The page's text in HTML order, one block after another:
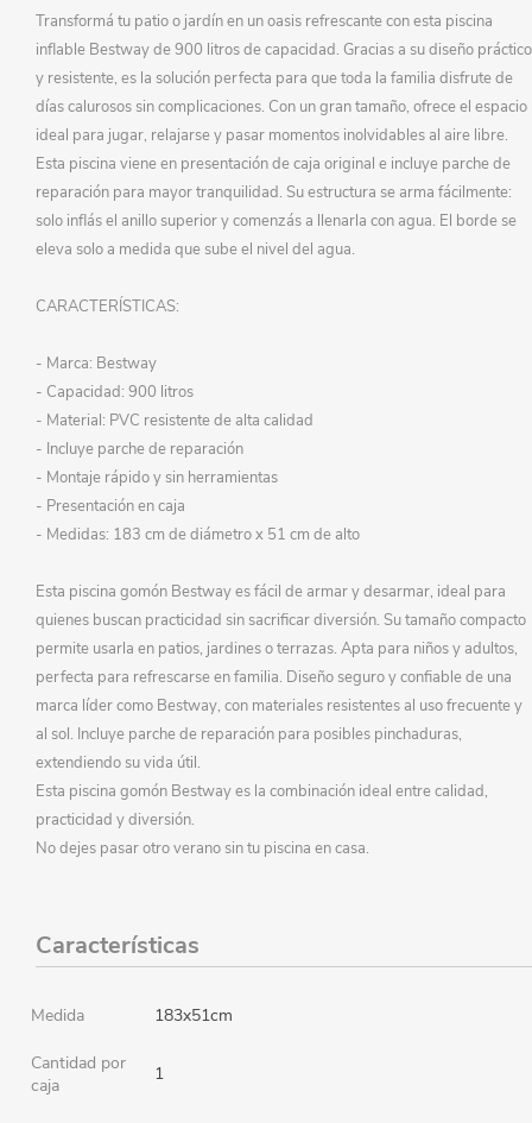
Transformá tu patio o jardín en un oasis refrescante con esta piscina
inflable Bestway de 900 litros de capacidad. Gracias a su diseño práctico
y resistente, es la solución perfecta para que toda la familia disfrute de
días calurosos sin complicaciones. Con un gran tamaño, ofrece el espacio
ideal para jugar, relajarse y pasar momentos inolvidables al aire libre.
Esta piscina viene en presentación de caja original e incluye parche de
reparación para mayor tranquilidad. Su estructura se arma fácilmente:
solo inflás el anillo superior y comenzás a llenarla con agua. El borde se
eleva solo a medida que sube el nivel del agua.
CARACTERÍSTICAS:
- Marca: Bestway
- Capacidad: 900 litros
- Material: PVC resistente de alta calidad
- Incluye parche de reparación
- Montaje rápido y sin herramientas
- Presentación en caja
- Medidas: 183 cm de diámetro x 51 cm de alto
Esta piscina gomón Bestway es fácil de armar y desarmar, ideal para
quienes buscan practicidad sin sacrificar diversión. Su tamaño compacto
permite usarla en patios, jardines o terrazas. Apta para niños y adultos,
perfecta para refrescarse en familia. Diseño seguro y confiable de una
marca líder como Bestway, con materiales resistentes al uso frecuente y
al sol. Incluye parche de reparación para posibles pinchaduras,
extendiendo su vida útil.
Esta piscina gomón Bestway es la combinación ideal entre calidad,
practicidad y diversión.
No dejes pasar otro verano sin tu piscina en casa.
Características
Medida 183x51cm
Cantidad por
caja
1